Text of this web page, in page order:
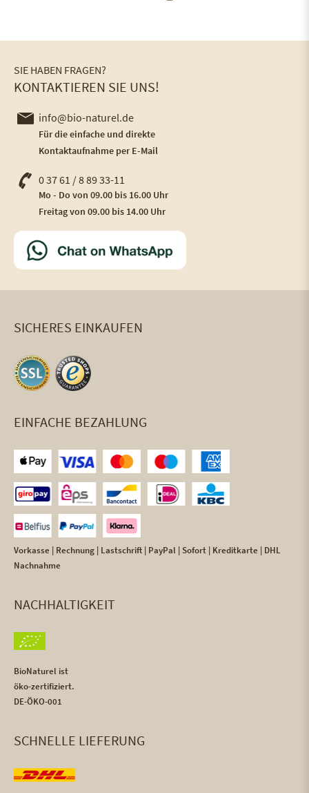
SIE HABEN FRAGEN?
KONTAKTIEREN SIE UNS!
info@bio-naturel.de
Für die einfache und direkte
Kontaktaufnahme per E-Mail
0 37 61 / 8 89 33-11
Mo - Do von 09.00 bis 16.00 Uhr
Freitag von 09.00 bis 14.00 Uhr
SICHERES EINKAUFEN
EINFACHE BEZAHLUNG
Vorkasse | Rechnung | Lastschrift | PayPal | Sofort | Kreditkarte | DHL
Nachnahme
NACHHALTIGKEIT
BioNaturel ist
öko-zertifiziert.
DE-ÖKO-001
SCHNELLE LIEFERUNG